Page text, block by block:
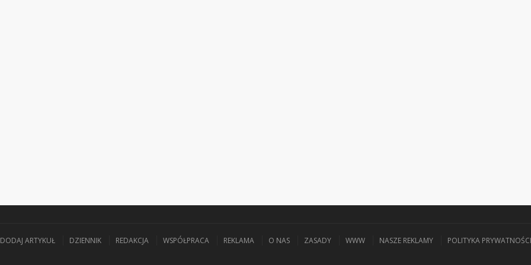
DODAJ ARTYKUŁ DZIENNIK REDAKCJA WSPÓŁPRACA REKLAMA O NAS ZASADY WWW NASZE REKLAMY POLITYKA PRYWATNOŚCI